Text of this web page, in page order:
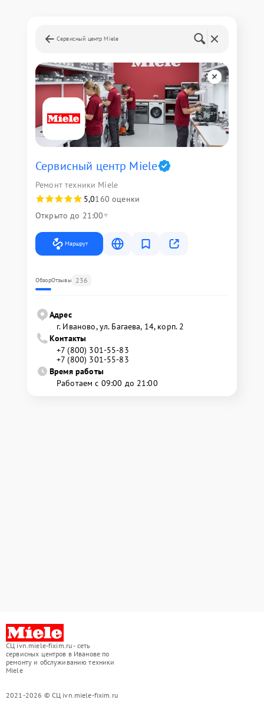
Сервисный центр Miele
Сервисный центр Miele
Ремонт техники Miele
5,0160 оценки
Открыто до 21:00
Маршрут
ОбзорОтзывы 236
Адрес
г. Иваново, ул. Багаева, 14, корп. 2
Контакты
+7 (800) 301-55-83
+7 (800) 301-55-83
Время работы
Работаем с 09:00 до 21:00
СЦ ivn.miele-fixim.ru - сеть
сервисных центров в Иванове по
ремонту и обслуживанию техники
Miele
2021-2026 © СЦ ivn.miele-fixim.ru